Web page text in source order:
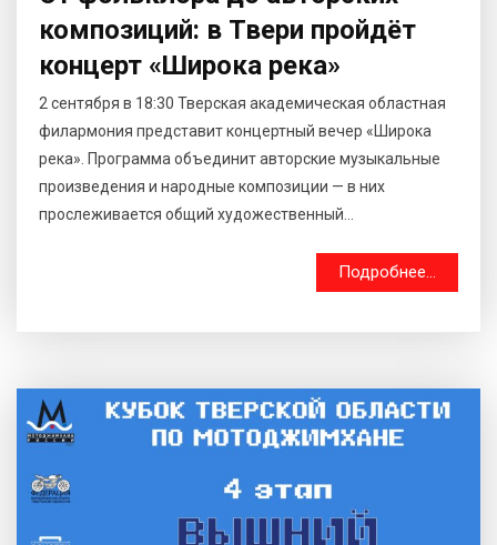
композиций: в Твери пройдёт
концерт «Широка река»
2 сентября в 18:30 Тверская академическая областная
филармония представит концертный вечер «Широка
река». Программа объединит авторские музыкальные
произведения и народные композиции — в них
прослеживается общий художественный...
Подробнее...